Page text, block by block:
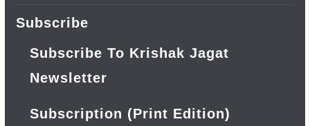
Subscribe
Subscribe To Krishak Jagat
Newsletter
Subscription (Print Edition)